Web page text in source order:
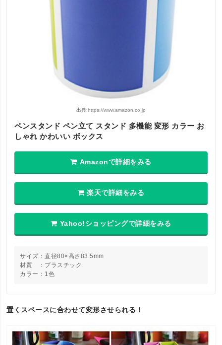
出典:https://www.amazon.co.jp
ペンスタンド ペン立て スタンド 多機能 変形 カラー お
しゃれ かわいい ボックス
Amazonで詳細をみる
楽天で詳細をみる
Yahoo!ショッピングで詳細をみる
サイズ：直径80×高さ83.5mm
材質 ：プラスチック
カラー：1色
置くスペースに合わせて変形させられる！